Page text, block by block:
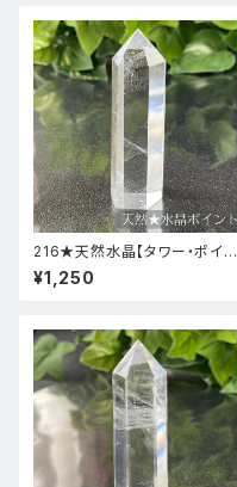
216★天然水晶【タワー・ポイン
ト・原石】天然石インテリア置物
風水新品
¥1,250